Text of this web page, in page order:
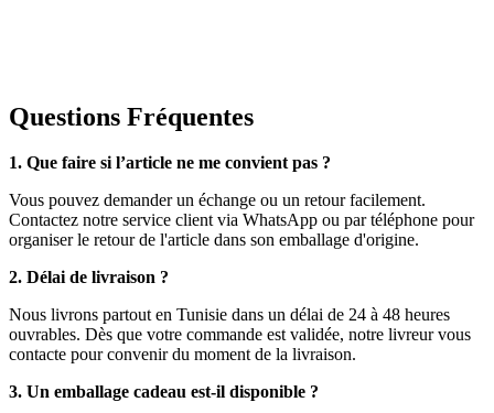
Questions Fréquentes
1. Que faire si l’article ne me convient pas ?
Vous pouvez demander un échange ou un retour facilement.
Contactez notre service client via WhatsApp ou par téléphone pour
organiser le retour de l'article dans son emballage d'origine.
2. Délai de livraison ?
Nous livrons partout en Tunisie dans un délai de 24 à 48 heures
ouvrables. Dès que votre commande est validée, notre livreur vous
contacte pour convenir du moment de la livraison.
3. Un emballage cadeau est-il disponible ?